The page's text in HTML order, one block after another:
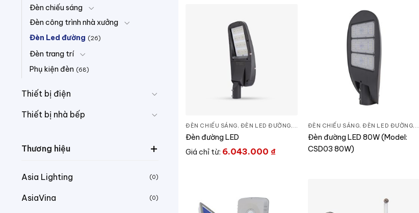
Đèn chiếu sáng
Đèn công trình nhà xưởng
Đèn Led đường (26)
Đèn trang trí
Phụ kiện đèn (68)
Thiết bị điện
Thiết bị nhà bếp
Thương hiệu
Asia Lighting (0)
AsiaVina (0)
ĐÈN CHIẾU SÁNG, ĐÈN LED ĐƯỜNG, THIẾT BỊ CHIẾU SÁNG
Đèn đường LED
Giá chỉ từ: 6.043.000 ₫
ĐÈN CHIẾU SÁNG,ĐÈN LED ĐƯỜNG,
Đèn đường LED 80W (Model:
CSD03 80W)